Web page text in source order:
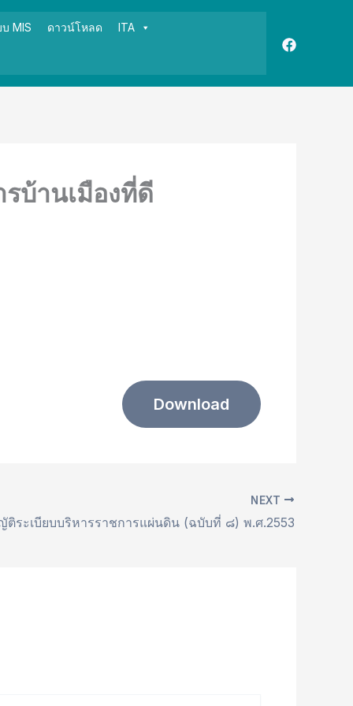
MIS ดาวน์โหลด ITA
บ้านเมืองที่ดี
Download
NEXT
ระเบียบบริหารราชการแผ่นดิน (ฉบับที่ ๘) พ.ศ.2553